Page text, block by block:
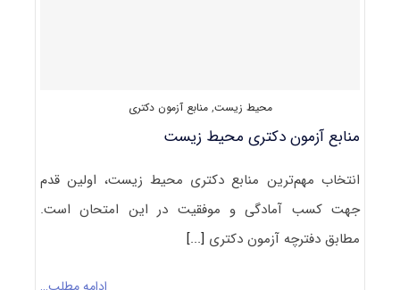
محیط زیست,منابع آزمون دکتری
منابع آزمون دکتری محیط‌ زیست
انتخاب مهم‌ترین منابع دکتری محیط ‌زیست، اولین قدم
جهت کسب آمادگی و موفقیت در این امتحان است.
مطابق دفترچه آزمون دکتری [...]